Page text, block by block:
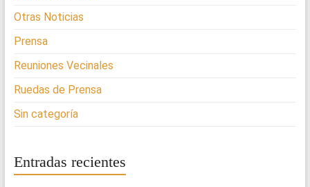
Otras Noticias
Prensa
Reuniones Vecinales
Ruedas de Prensa
Sin categoría
Entradas recientes